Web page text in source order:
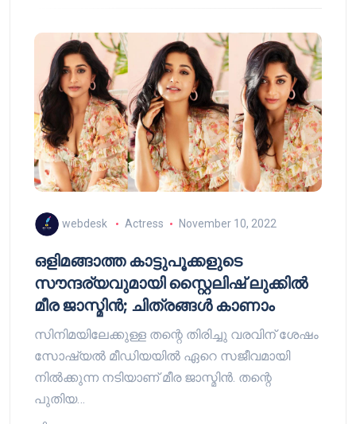
webdesk Actress November 10, 2022
ഒളിമങ്ങാത്ത കാട്ടുപൂക്കളുടെ
സൗന്ദര്യവുമായി സ്റ്റൈലിഷ് ലുക്കിൽ
മീര ജാസ്മിൻ; ചിത്രങ്ങൾ കാണാം
സിനിമയിലേക്കുള്ള തന്റെ തിരിച്ചു വരവിന് ശേഷം
സോഷ്യൽ മീഡിയയിൽ ഏറെ സജീവമായി
നിൽക്കുന്ന നടിയാണ് മീര ജാസ്മിൻ. തന്റെ
പുതിയ…